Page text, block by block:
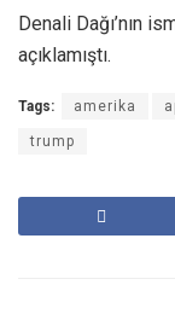
Denali Dağı’nın
açıklamıştı.
Tags: amerika
trump